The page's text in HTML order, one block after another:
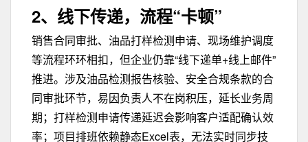
2、线下传递，流程“卡顿”
销售合同审批、油品打样检测申请、现场维护调度
等流程环环相扣，但企业仍靠“线下递单+线上邮件”
推进。涉及油品检测报告核验、安全合规条款的合
同审批环节，易因负责人不在岗积压，延长业务周
期；打样检测申请传递延迟会影响客户适配确认效
率；项目排班依赖静态Excel表，无法实时同步技